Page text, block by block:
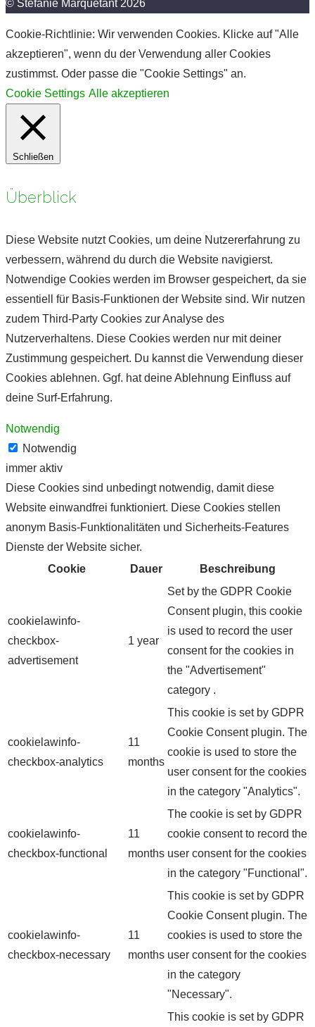
© Stefanie Marquetant 2026
Cookie-Richtlinie: Wir verwenden Cookies. Klicke auf "Alle
akzeptieren", wenn du der Verwendung aller Cookies
zustimmst. Oder passe die "Cookie Settings" an.
Cookie Settings Alle akzeptieren
Schließen
Überblick
Diese Website nutzt Cookies, um deine Nutzererfahrung zu
verbessern, während du durch die Website navigierst.
Notwendige Cookies werden im Browser gespeichert, da sie
essentiell für Basis-Funktionen der Website sind. Wir nutzen
zudem Third-Party Cookies zur Analyse des
Nutzerverhaltens. Diese Cookies werden nur mit deiner
Zustimmung gespeichert. Du kannst die Verwendung dieser
Cookies ablehnen. Ggf. hat deine Ablehnung Einfluss auf
deine Surf-Erfahrung.
Notwendig
Notwendig
immer aktiv
Diese Cookies sind unbedingt notwendig, damit diese
Website einwandfrei funktioniert. Diese Cookies stellen
anonym Basis-Funktionalitäten und Sicherheits-Features
Dienste der Website sicher.
Cookie
Dauer Beschreibung
cookielawinfo-
checkbox-
advertisement
1 year
Set by the GDPR Cookie
Consent plugin, this cookie
is used to record the user
consent for the cookies in
the "Advertisement"
category .
cookielawinfo-
checkbox-analytics
11
months
This cookie is set by GDPR
Cookie Consent plugin. The
cookie is used to store the
user consent for the cookies
in the category "Analytics".
cookielawinfo-
checkbox-functional
11
months
The cookie is set by GDPR
cookie consent to record the
user consent for the cookies
in the category "Functional".
cookielawinfo-
checkbox-necessary
11
months
This cookie is set by GDPR
Cookie Consent plugin. The
cookies is used to store the
user consent for the cookies
in the category
"Necessary".
This cookie is set by GDPR